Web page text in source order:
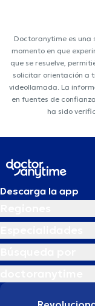
Doctoranytime es una
momento en que
que se resuelve,
solicitar orientación a
videollamada. La
en fuentes de
ha sido
Descarga la app